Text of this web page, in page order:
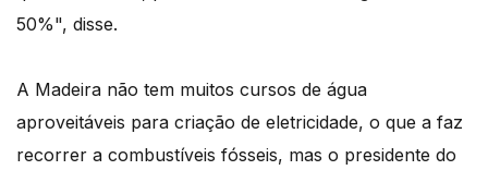
50%", disse.
A Madeira não tem muitos cursos de água
aproveitáveis para criação de eletricidade, o que a faz
recorrer a combustíveis fósseis, mas o presidente do